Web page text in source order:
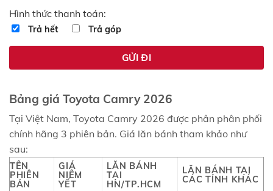
Hình thức thanh toán:
Trả hết Trả góp
Bảng giá Toyota Camry 2026
Tại Việt Nam, Toyota Camry 2026 được phân phân phối
chính hãng 3 phiên bản. Giá lăn bánh tham khảo như
sau:
TÊN
PHIÊN
BẢN
GIÁ
NIÊM
YẾT
LĂN BÁNH
TẠI
HN/TP.HCM
LĂN BÁNH TẠI
CÁC TỈNH KHÁC